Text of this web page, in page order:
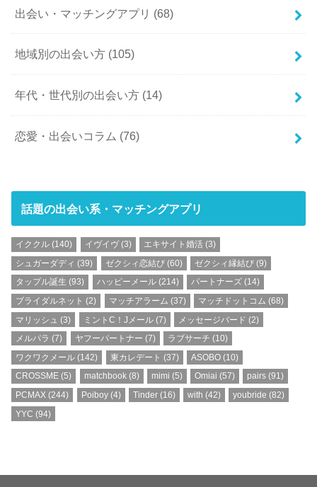
出会い・マッチングアプリ (68)
地域別の出会い方 (105)
年代・世代別の出会い方 (14)
恋愛・出会いコラム (76)
話題の出会い系・マッチングアプリ
イククル (140) イヴイヴ(3) エキサイト婚活(3)
シュガーダディ (39) ゼクシィ恋結び(60) ゼクシィ縁結び(9)
タップル誕生 (93) ハッピーメール(214) パートナーズ(14)
ブライダルネット (2) マッチアラーム (37) マッチドットコム (68)
マリッシュ (3) ミントC！Jメール(7) メッセージバード (2)
メルパラ (7) ヤフーパートナー (7) ラブサーチ (10)
ワクワクメール (142) 東カレデート (37) ASOBO(10)
CROSSME (5) matchbook(8) mimi (5) Omiai (57) pairs (91)
PCMAX (244) Poiboy(4) Tinder(16) with (42) youbride (82)
YYC (94)